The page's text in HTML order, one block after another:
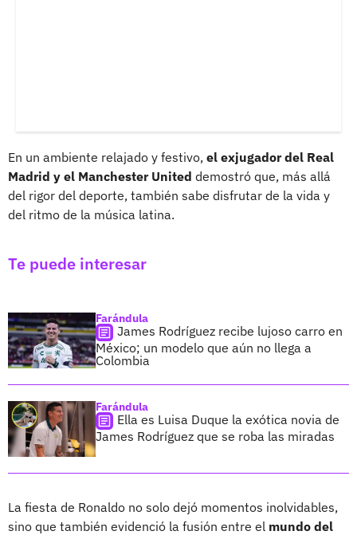
En un ambiente relajado y festivo, el exjugador del Real
Madrid y el Manchester United demostró que, más allá
del rigor del deporte, también sabe disfrutar de la vida y
del ritmo de la música latina.
Te puede interesar
Farándula
James Rodríguez recibe lujoso carro en
México; un modelo que aún no llega a
Colombia
Farándula
Ella es Luisa Duque la exótica novia de
James Rodríguez que se roba las miradas
La fiesta de Ronaldo no solo dejó momentos inolvidables,
sino que también evidenció la fusión entre el mundo del